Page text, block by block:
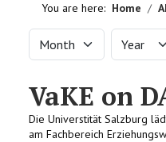
VEREIN
LITERATUREMPFEHLUNGEN
You are here: Home
Filters
Month Year
VaKE on
Die Universtität Salzburg
am Fachbereich